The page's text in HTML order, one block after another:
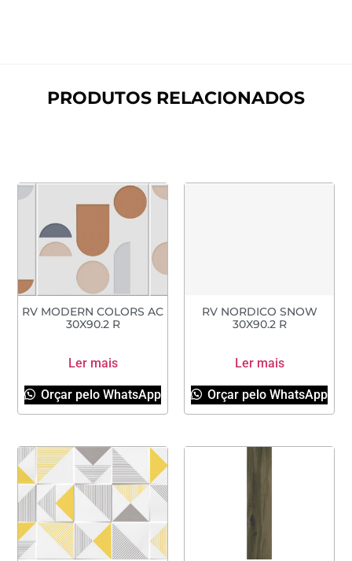
PRODUTOS RELACIONADOS
RV MODERN COLORS AC
30X90.2 R
Ler mais
Orçar pelo WhatsApp
RV NORDICO SNOW
30X90.2 R
Ler mais
Orçar pelo WhatsApp